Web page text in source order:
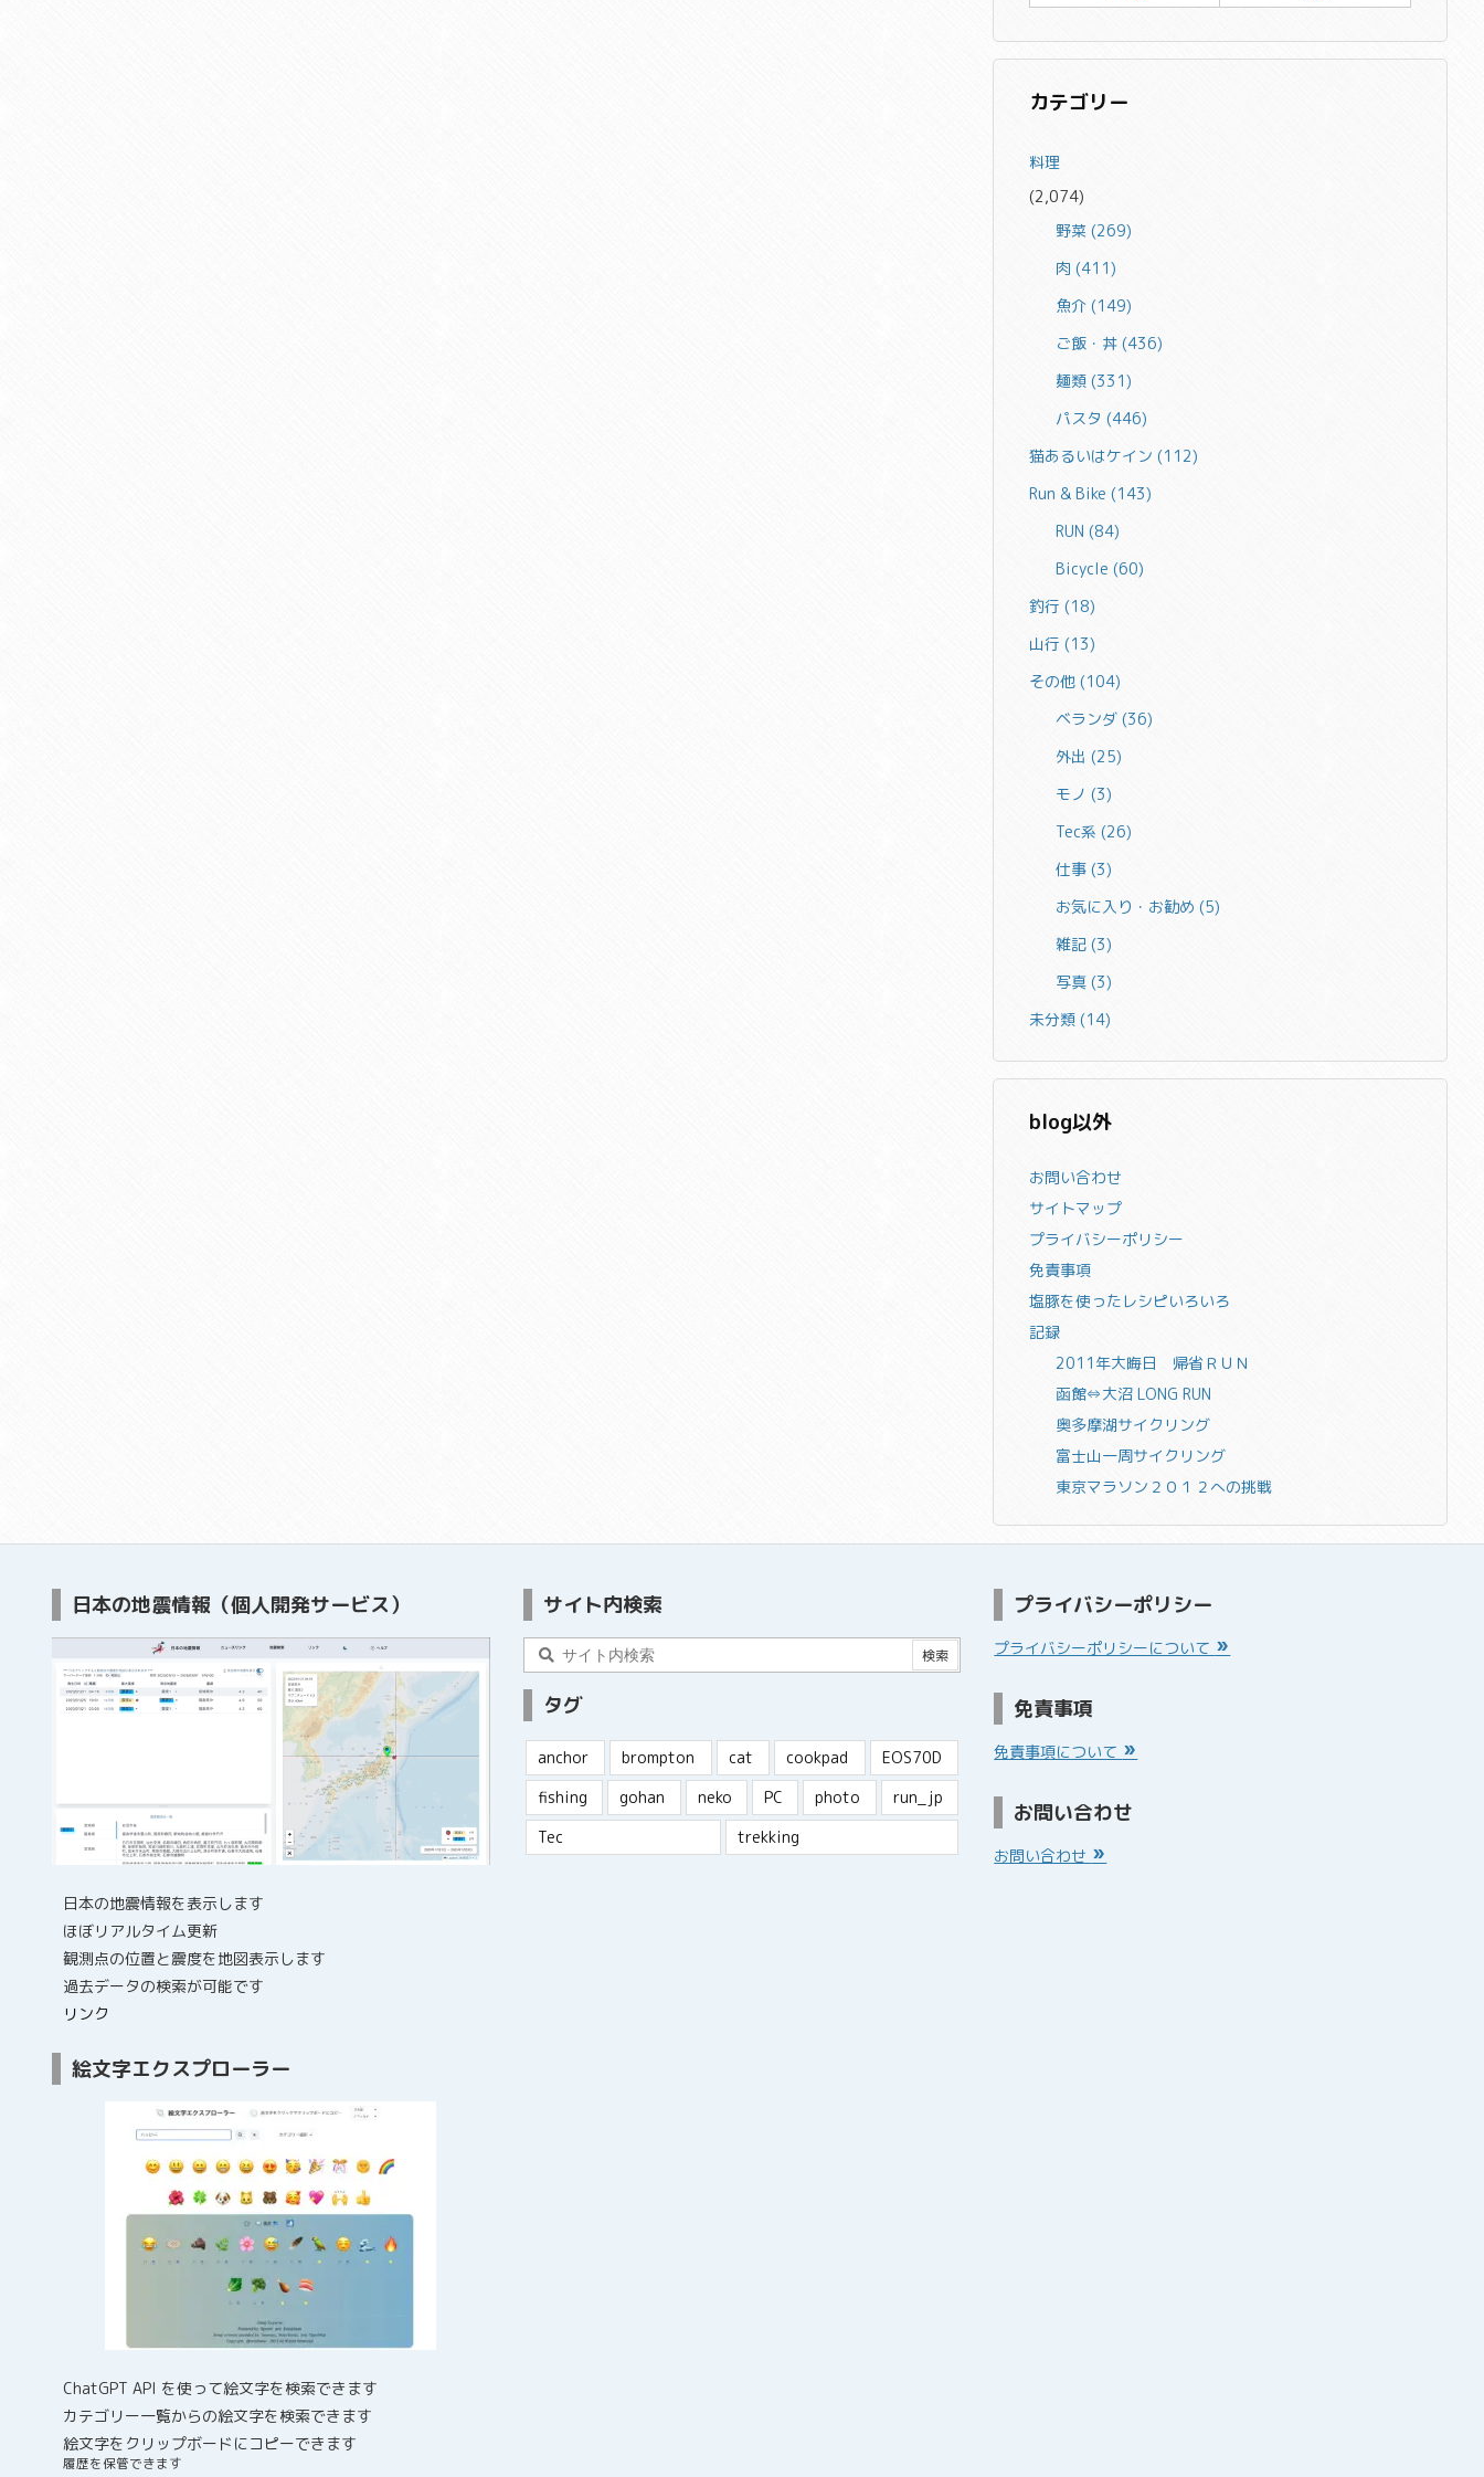
カテゴリー
料理
(2,074)
野菜(269)
肉(411)
魚介(149)
ご飯・丼(436)
麺類(331)
パスタ(446)
猫あるいはケイン (112)
Run & Bike (143)
RUN(84)
Bicycle(60)
釣行 (18)
山行 (13)
その他 (104)
ベランダ(36)
外出(25)
モノ(3)
Tec系(26)
仕事(3)
お気に入り・お勧め(5)
雑記(3)
写真(3)
未分類 (14)
blog以外
お問い合わせ
サイトマップ
プライバシーポリシー
免責事項
塩豚を使ったレシピいろいろ
記録
2011年大晦日 帰省ＲＵＮ
函館⇔大沼 LONG RUN
奥多摩湖サイクリング
富士山一周サイクリング
東京マラソン２０１２への挑戦
日本の地震情報（個人開発サービス）
日本の地震情報を表示します
ほぼリアルタイム更新
観測点の位置と震度を地図表示します
過去データの検索が可能です
リンク
絵文字エクスプローラー
ChatGPT API を使って絵文字を検索できます
カテゴリー一覧からの絵文字を検索できます
絵文字をクリップボードにコピーできます
履歴を保管できます
サイト内検索
タグ
anchor brompton cat cookpad
EOS70D
fishing
gohan neko PC photo
run_jp
Tec
trekking
プライバシーポリシー
プライバシーポリシーについて
免責事項
免責事項について
お問い合わせ
お問い合わせ